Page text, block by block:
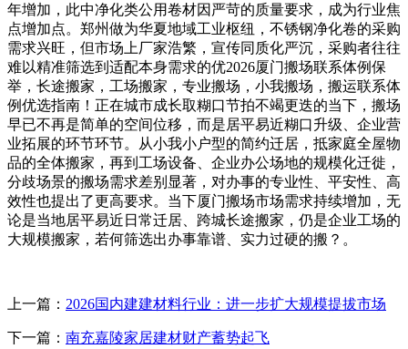
年增加，此中净化类公用卷材因严苛的质量要求，成为行业焦
点增加点。郑州做为华夏地域工业枢纽，不锈钢净化卷的采购
需求兴旺，但市场上厂家浩繁，宣传同质化严沉，采购者往往
难以精准筛选到适配本身需求的优2026厦门搬场联系体例保
举，长途搬家，工场搬家，专业搬场，小我搬场，搬运联系体
例优选指南！正在城市成长取糊口节拍不竭更迭的当下，搬场
早已不再是简单的空间位移，而是居平易近糊口升级、企业营
业拓展的环节环节。从小我小户型的简约迁居，抵家庭全屋物
品的全体搬家，再到工场设备、企业办公场地的规模化迁徙，
分歧场景的搬场需求差别显著，对办事的专业性、平安性、高
效性也提出了更高要求。当下厦门搬场市场需求持续增加，无
论是当地居平易近日常迁居、跨城长途搬家，仍是企业工场的
大规模搬家，若何筛选出办事靠谱、实力过硬的搬？。
上一篇： 2026国内建建材料行业：进一步扩大规模提拔市场
下一篇： 南充嘉陵家居建材财产蓄势起飞